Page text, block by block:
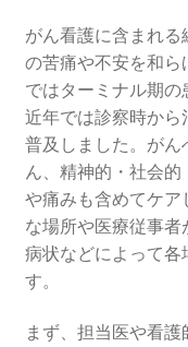
看護師が携わるがん
がん看護における事
がん看護に含まれ
の苦痛や不安を和ら
ではターミナル期の
近年では診察時か
普及しました。がん
ん、精神的・社会
や痛みも含めてケ
な場所や医療従事者
病状などによって
す。
まず、担当医や看